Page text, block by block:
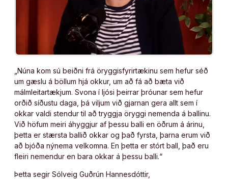
„Núna kom sú beiðni frá öryggisfyrirtækinu sem hefur séð
um gæslu á böllum hjá okkur, um að fá að bæta við
málmleitartækjum. Svona í ljósi þeirrar þróunar sem hefur
orðið síðustu daga, þá viljum við gjarnan gera allt sem í
okkar valdi stendur til að tryggja öryggi nemenda á ballinu.
Við höfum meiri áhyggjur af þessu balli en öðrum á árinu,
þetta er stærsta ballið okkar og það fyrsta, þarna erum við
að bjóða nýnema velkomna. En þetta er stórt ball, það eru
fleiri nemendur en bara okkar á þessu balli.“
Þetta segir Sólveig Guðrún Hannesdóttir,